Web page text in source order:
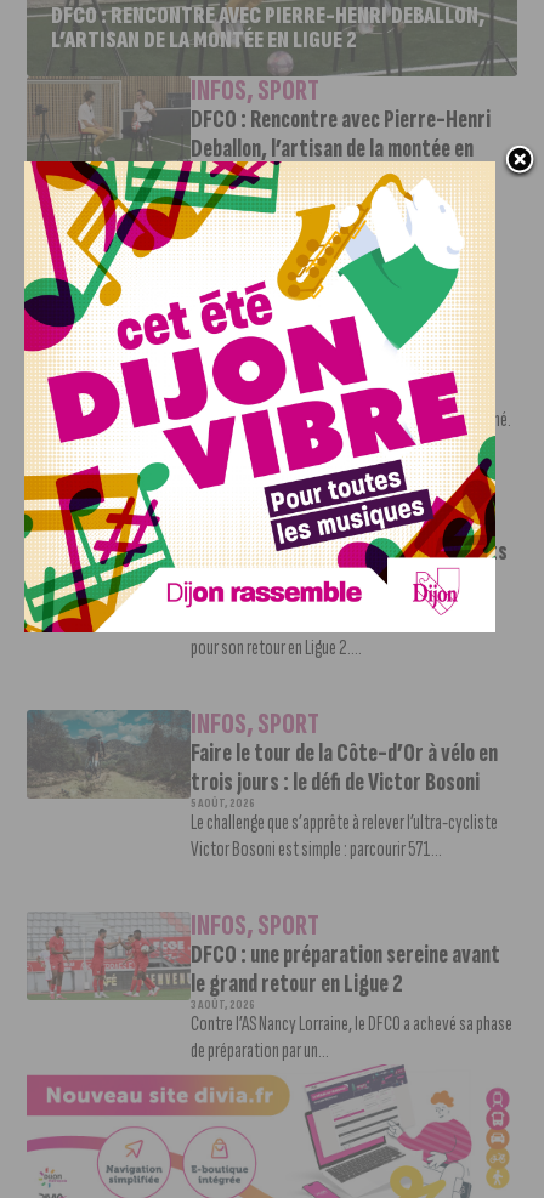
DFCO : RENCONTRE AVEC PIERRE-HENRI DEBALLON,
L’ARTISAN DE LA MONTÉE EN LIGUE 2
INFOS,SPORT
DFCO : Rencontre avec Pierre-Henri
Deballon, l’artisan de la montée en
Ligue 2
7 AOÛT, 2026
Le DFCO est de retour en Ligue 2 après trois ans
d’absence. La saison...
INFOS,SPORT
Nouvelle arrivée à la JDA Basket,
Shevon Thompson est dijonnais
7 AOÛT, 2026
Le mercato estival de la JDA n’est pas encore terminé.
Une nouvelle recrue vient...
INFOS,SPORT
Le DFCO dévoile ses nouveaux maillots
pour la saison 2026-2027
6 AOÛT, 2026
Le club dijonnais a présenté ses nouveaux maillots
pour son retour en Ligue 2....
INFOS,SPORT
Faire le tour de la Côte-d’Or à vélo en
trois jours : le défi de Victor Bosoni
5 AOÛT, 2026
Le challenge que s’apprête à relever l’ultra-cycliste
Victor Bosoni est simple : parcourir 571...
INFOS,SPORT
DFCO : une préparation sereine avant
le grand retour en Ligue 2
3 AOÛT, 2026
Contre l’AS Nancy Lorraine, le DFCO a achevé sa phase
de préparation par un...